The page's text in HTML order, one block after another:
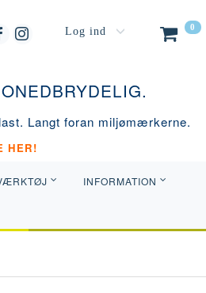
0
Log ind
Langt foran miljømærkerne.
HER!
INFORMATION